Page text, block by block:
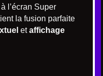
l’écran Super
la fusion parfaite
etaffichage